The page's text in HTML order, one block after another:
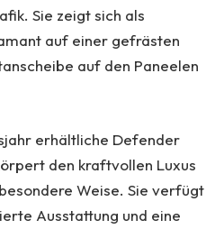
Sie zeigt sich als
auf einer gefrästen
auf den Paneelen
erhältliche Defender
den kraftvollen Luxus
Weise. Sie verfügt
Ausstattung und eine